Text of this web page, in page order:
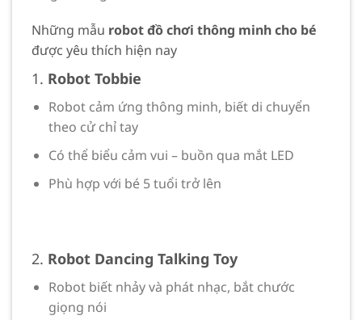
Những mẫu robot đồ chơi thông minh cho bé
được yêu thích hiện nay
1. Robot Tobbie
Robot cảm ứng thông minh, biết di chuyển
theo cử chỉ tay
Có thể biểu cảm vui – buồn qua mắt LED
Phù hợp với bé 5 tuổi trở lên
2. Robot Dancing Talking Toy
Robot biết nhảy và phát nhạc, bắt chước
giọng nói